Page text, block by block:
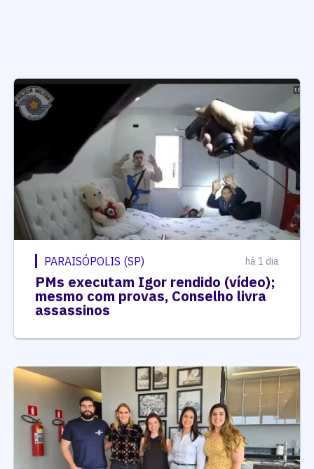
PARAISÓPOLIS (SP) há 1 dia
PMs executam Igor rendido (vídeo);
mesmo com provas, Conselho livra
assassinos